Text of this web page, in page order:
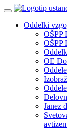
Oddelki
OŠPP
OŠPP
OE
Janez